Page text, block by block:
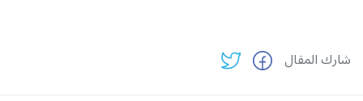
شارك المقال